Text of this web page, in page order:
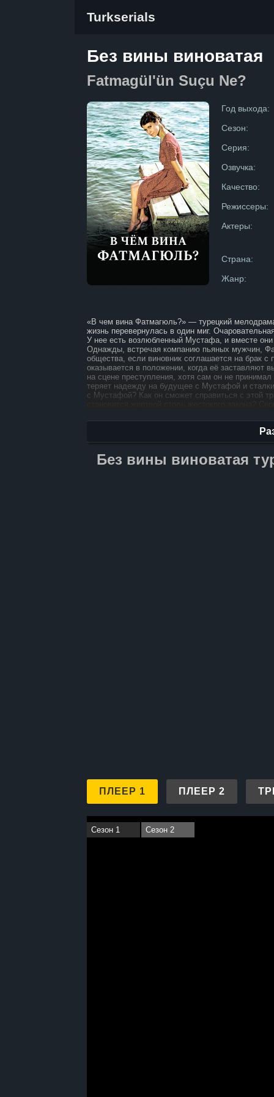
Turkserials
Без вины виноватая
Fatmagül'ün Suçu Ne?
Год выхода:
Сезон:
Серия:
Озвучка:
Качество:
Режиссеры:
Актеры:
Страна:
Жанр:
«В чем вина Фатмагюль?» — турецкий
жизнь перевернулась в один миг.
У нее есть возлюбленный Мустафа, и вместе
Однажды, встречая компанию пьяных мужчин,
общества, если виновник соглашается на брак
оказывается в положении, когда её
на сцене преступления, хотя сам он не
теряет надежду на будущее с Мустафой и
с Мустафой? Как он сможет справиться с этой
Без вины виноватая
ПЛЕЕР 1 ПЛЕЕР 2
Сезон 1 Сезон 2